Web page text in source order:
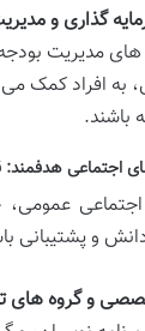
گذاری و
مدیریت
به افراد کمک می
باشند.
اجتماعی هدفمند:
اجتماعی
و پشتیبانی
و گروه های